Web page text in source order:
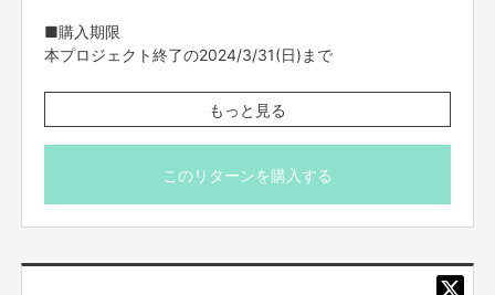
■購入期限
本プロジェクト終了の2024/3/31(日)まで
■データ送付予定日
2024年4月
・FANY Crowdfundingのメッセージ機能を使ってご案内
・ご支援の際は、本文記載の【ご支援にあたってのご注意
もっと見る
このリターンを購入する